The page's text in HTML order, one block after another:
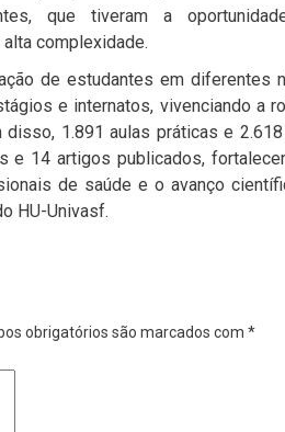
que tiveram a
complexidade.
de estudantes em diferentes
e internatos, vivenciando a
1.891 aulas práticas e
e 14 artigos publicados,
de saúde e o avanço
HU-Univasf.
obrigatórios são marcados com *